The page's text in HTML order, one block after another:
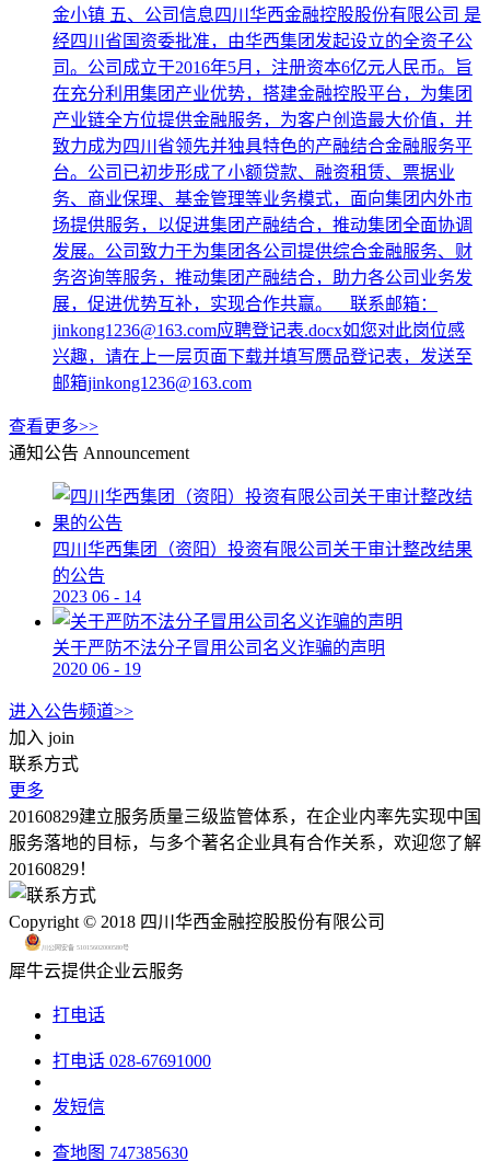
金小镇 五、公司信息四川华西金融控股股份有限公司 是
经四川省国资委批准，由华西集团发起设立的全资子公
司。公司成立于2016年5月，注册资本6亿元人民币。旨
在充分利用集团产业优势，搭建金融控股平台，为集团
产业链全方位提供金融服务，为客户创造最大价值，并
致力成为四川省领先并独具特色的产融结合金融服务平
台。公司已初步形成了小额贷款、融资租赁、票据业
务、商业保理、基金管理等业务模式，面向集团内外市
场提供服务，以促进集团产融结合，推动集团全面协调
发展。公司致力于为集团各公司提供综合金融服务、财
务咨询等服务，推动集团产融结合，助力各公司业务发
展，促进优势互补，实现合作共赢。 联系邮箱：
jinkong1236@163.com应聘登记表.docx如您对此岗位感
兴趣，请在上一层页面下载并填写赝品登记表，发送至
邮箱jinkong1236@163.com
查看更多>>
通知公告 Announcement
四川华西集团（资阳）投资有限公司关于审计整改结果
的公告
2023 06 - 14
关于严防不法分子冒用公司名义诈骗的声明
2020 06 - 19
进入公告频道>>
加入 join
联系方式
更多
20160829建立服务质量三级监管体系，在企业内率先实现中国
服务落地的目标，与多个著名企业具有合作关系，欢迎您了解
20160829！
Copyright © 2018 四川华西金融控股股份有限公司
川公网安备 51015602000580号
犀牛云提供企业云服务
打电话
打电话 028-67691000
发短信
查地图 747385630